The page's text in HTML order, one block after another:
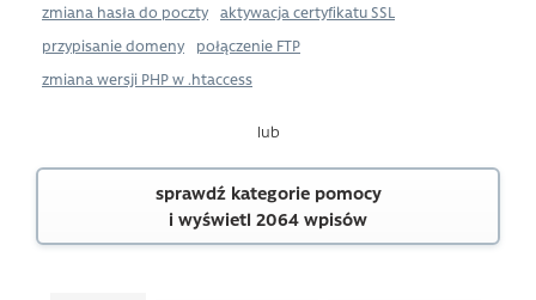
zmiana hasła do poczty
aktywacja certyfikatu SSL
przypisanie domeny
połączenie FTP
zmiana wersji PHP w .htaccess
lub
sprawdź kategorie pomocy
i wyświetl 2064 wpisów